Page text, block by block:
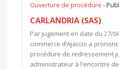
Ouverture de procédure -
CARLANDRIA (SAS)
Par jugement en date du 27/
commerce d’Ajaccio a
procédure de redressement
administrateur à l'encontre